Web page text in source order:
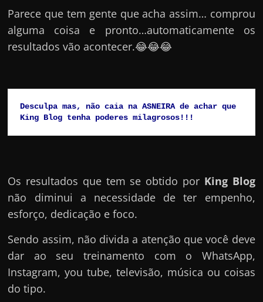
o
?
🤔
Parece que tem gente que acha assim… comprou
alguma coisa e pronto…automaticamente os
resultados vão acontecer.😂😂😂
Desculpa mas, não caia na ASNEIRA de achar que
King Blog tenha poderes milagrosos!!!
Os resultados que tem se obtido por King Blog
não diminui a necessidade de ter empenho,
esforço, dedicação e foco.
Sendo assim, não divida a atenção que você deve
dar ao seu treinamento com o WhatsApp,
Instagram, you tube, televisão, música ou coisas
do tipo.